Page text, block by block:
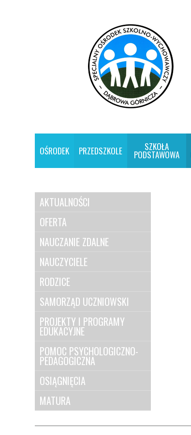
OŚRODEK PRZEDSZKOLE SZKOŁA
PODSTAWOWA
AKTUALNOŚCI
OFERTA
NAUCZANIE ZDALNE
NAUCZYCIELE
RODZICE
SAMORZĄD UCZNIOWSKI
PROJEKTY I PROGRAMY
EDUKACYJNE
POMOC PSYCHOLOGICZNO-
PEDAGOGICZNA
OSIĄGNIĘCIA
MATURA